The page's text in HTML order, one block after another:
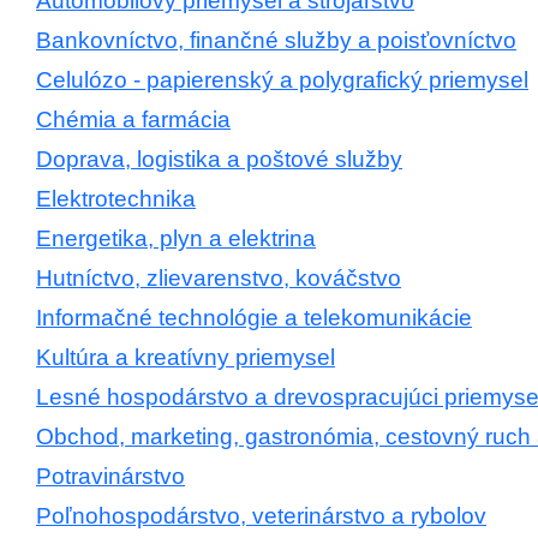
Bankovníctvo, finančné služby a poisťovníctvo
Celulózo - papierenský a polygrafický priemysel
Chémia a farmácia
Doprava, logistika a poštové služby
Elektrotechnika
Energetika, plyn a elektrina
Hutníctvo, zlievarenstvo, kováčstvo
Informačné technológie a telekomunikácie
Kultúra a kreatívny priemysel
Lesné hospodárstvo a drevospracujúci priemysel
Obchod, marketing, gastronómia, cestovný ruch
Potravinárstvo
Poľnohospodárstvo, veterinárstvo a rybolov